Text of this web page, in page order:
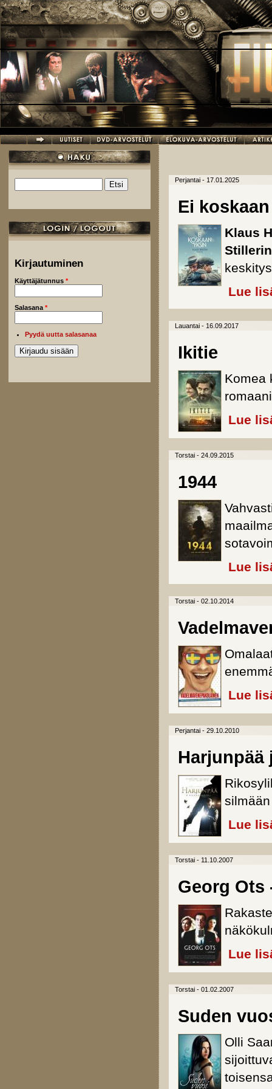
Hyppää pääsisältöön
Hakulomake
Kirjautuminen
Käyttäjätunnus *
Salasana *
Pyydä uutta salasanaa
Perjantai - 17.01.2025
Ei
Klaus
Stillerin
Lue
Lauantai - 16.09.2017
Ikitie
Komea
Lue
Torstai - 24.09.2015
1944
Lue
Torstai - 02.10.2014
Lue
Perjantai - 29.10.2010
Harjunpää
Lue
Torstai - 11.10.2007
Georg Ots
Lue
Torstai - 01.02.2007
Suden
Olli